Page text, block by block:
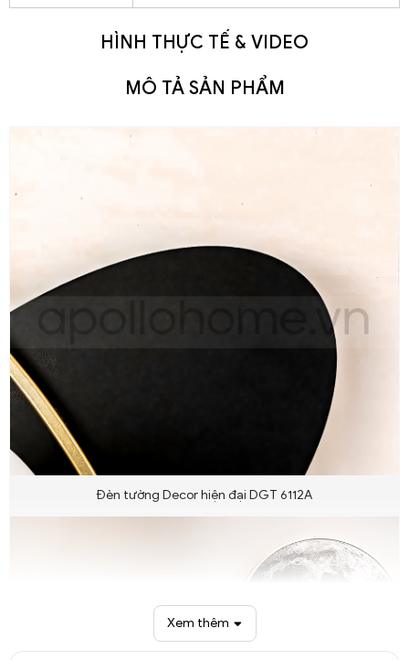
HÌNH THỰC TẾ & VIDEO
MÔ TẢ SẢN PHẨM
Đèn tường Decor hiện đại DGT 6112A
Xem thêm